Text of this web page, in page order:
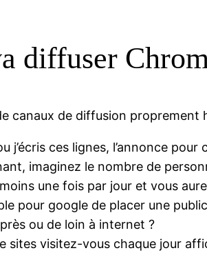
diffuser
canaux de diffusion proprement
j’écris ces lignes, l’annonce
imaginez le nombre de
une fois par jour et vous
pour google de placer une
ou de loin à internet ?
sites visitez-vous chaque jour